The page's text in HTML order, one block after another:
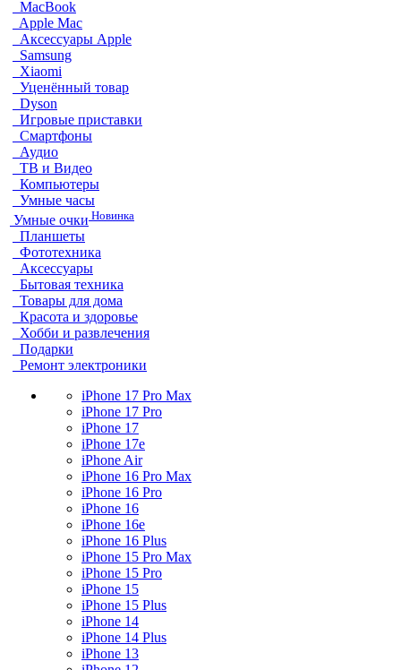
MacBook
Apple Mac
Аксессуары Apple
Samsung
Xiaomi
Уценённый товар
Dyson
Игровые приставки
Смартфоны
Аудио
ТВ и Видео
Компьютеры
Умные часы
Умные очки Новинка
Планшеты
Фототехника
Аксессуары
Бытовая техника
Товары для дома
Красота и здоровье
Хобби и развлечения
Подарки
Ремонт электроники
iPhone 17 Pro Max
iPhone 17 Pro
iPhone 17
iPhone 17e
iPhone Air
iPhone 16 Pro Max
iPhone 16 Pro
iPhone 16
iPhone 16e
iPhone 16 Plus
iPhone 15 Pro Max
iPhone 15 Pro
iPhone 15
iPhone 15 Plus
iPhone 14
iPhone 14 Plus
iPhone 13